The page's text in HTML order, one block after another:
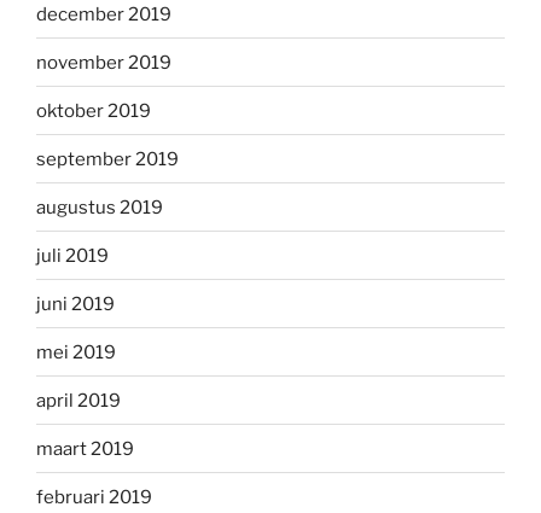
december 2019
november 2019
oktober 2019
september 2019
augustus 2019
juli 2019
juni 2019
mei 2019
april 2019
maart 2019
februari 2019